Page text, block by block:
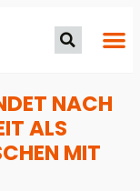
NACH
ALS
MIT